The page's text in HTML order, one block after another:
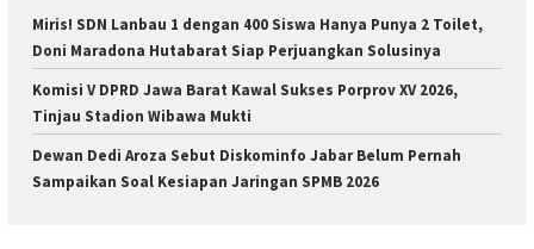
Miris! SDN Lanbau 1 dengan 400 Siswa Hanya Punya 2 Toilet,
Doni Maradona Hutabarat Siap Perjuangkan Solusinya
Komisi V DPRD Jawa Barat Kawal Sukses Porprov XV 2026,
Tinjau Stadion Wibawa Mukti
Dewan Dedi Aroza Sebut Diskominfo Jabar Belum Pernah
Sampaikan Soal Kesiapan Jaringan SPMB 2026